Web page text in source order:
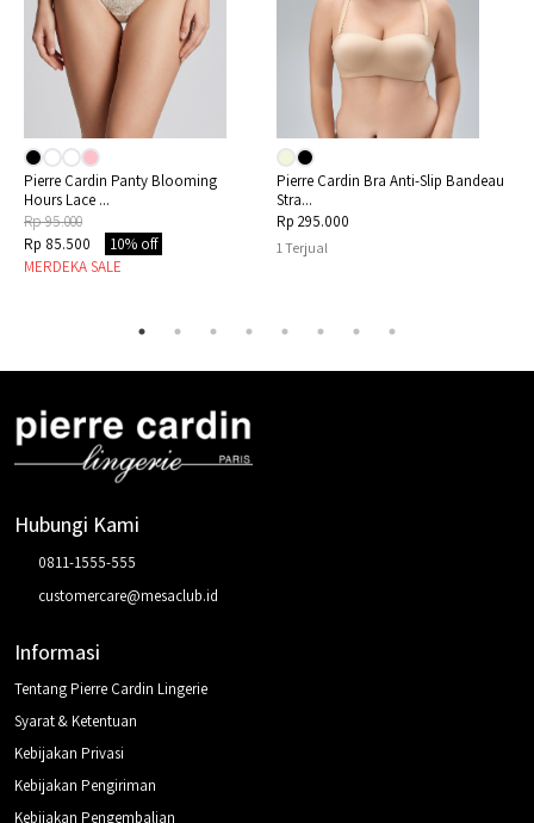
Pierre Cardin Bra Anti-Slip Bandeau
Stra...
Terjual
Pierre Cardin Bra Next To
Hubungi Kami
0811-1555-555
customercare@mesaclub.id
Informasi
Tentang Pierre Cardin Lingerie
Syarat & Ketentuan
Kebijakan Privasi
Kebijakan Pengiriman
Kebijakan Pengembalian